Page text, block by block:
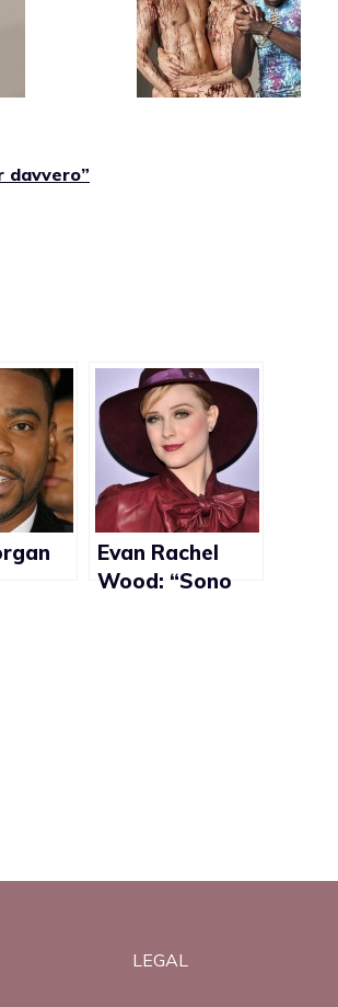
davvero”
Evan Rachel
Wood: “Sono
LEGAL